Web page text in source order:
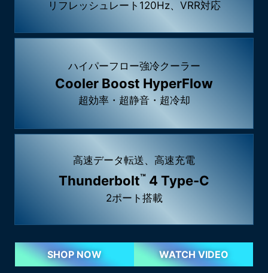
リフレッシュレート120Hz、VRR対応
ハイパーフロー強冷クーラー
Cooler Boost HyperFlow
超効率・超静音・超冷却
高速データ転送、高速充電
Thunderbolt™ 4 Type-C
2ポート搭載
SHOP NOW WATCH VIDEO